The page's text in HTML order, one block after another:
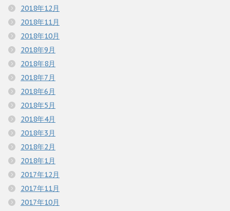
2018年12月
2018年11月
2018年10月
2018年9月
2018年8月
2018年7月
2018年6月
2018年5月
2018年4月
2018年3月
2018年2月
2018年1月
2017年12月
2017年11月
2017年10月